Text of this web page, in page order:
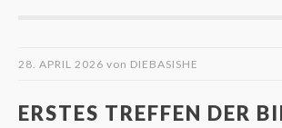
28. APRIL 2026 von DIEBASISHE
ERSTES TREFFEN DER